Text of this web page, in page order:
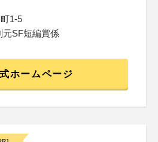
1-5
元SF短編賞係
ホームページ